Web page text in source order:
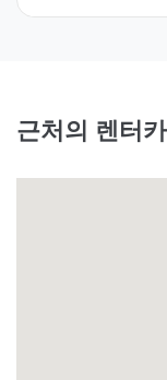
근처의 렌터